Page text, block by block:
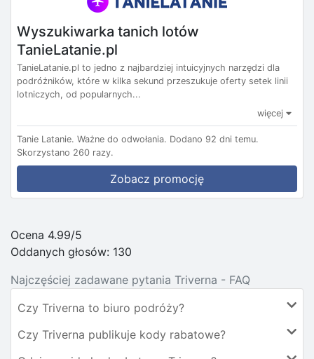
Wyszukiwarka tanich lotów
TanieLatanie.pl
TanieLatanie.pl to jedno z najbardziej intuicyjnych narzędzi dla
podróżników, które w kilka sekund przeszukuje oferty setek linii
lotniczych, od popularnych...
więcej
Tanie Latanie. Ważne do odwołania. Dodano 92 dni temu.
Skorzystano 260 razy.
Zobacz promocję
Ocena 4.99/5
Oddanych głosów: 130
Najczęściej zadawane pytania Triverna - FAQ
Czy Triverna to biuro podróży?
Czy Triverna publikuje kody rabatowe?